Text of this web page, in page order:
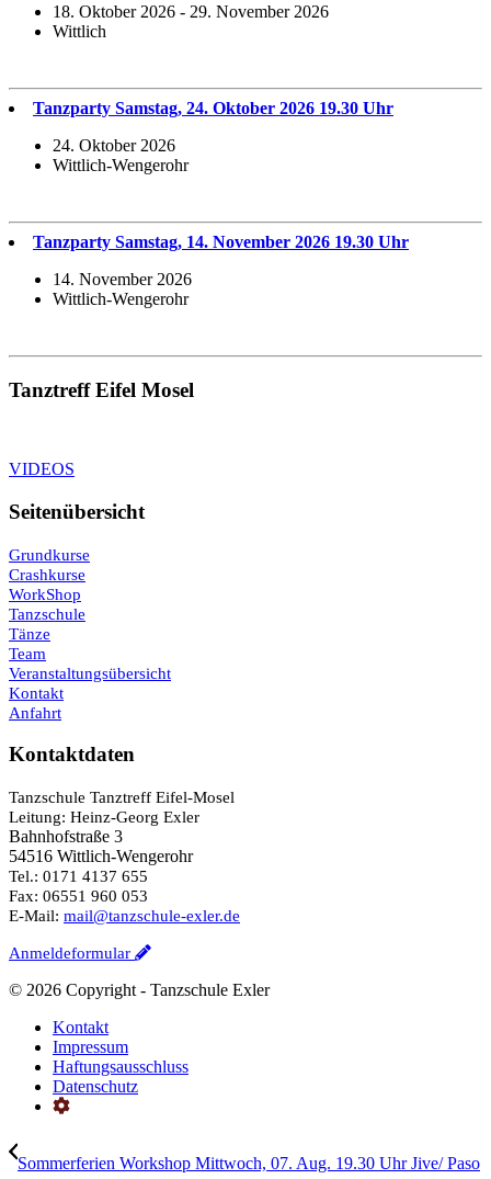
18. Oktober 2026 - 29. November 2026
Wittlich
Tanzparty Samstag, 24. Oktober 2026 19.30 Uhr
24. Oktober 2026
Wittlich-Wengerohr
Tanzparty Samstag, 14. November 2026 19.30 Uhr
14. November 2026
Wittlich-Wengerohr
Tanztreff Eifel Mosel
VIDEOS
Seitenübersicht
Grundkurse
Crashkurse
WorkShop
Tanzschule
Tänze
Team
Veranstaltungsübersicht
Kontakt
Anfahrt
Kontaktdaten
Tanzschule Tanztreff Eifel-Mosel
Leitung: Heinz-Georg Exler
Bahnhofstraße 3
54516 Wittlich-Wengerohr
Tel.: 0171 4137 655
Fax: 06551 960 053
E-Mail: mail@tanzschule-exler.de
Anmeldeformular
© 2026 Copyright - Tanzschule Exler
Kontakt
Impressum
Haftungsausschluss
Datenschutz
Sommerferien Workshop Mittwoch, 07. Aug. 19.30 Uhr Jive/ Paso